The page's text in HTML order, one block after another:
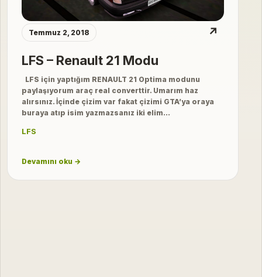
Temmuz 2, 2018 ↗
LFS – Renault 21 Modu
LFS için yaptığım RENAULT 21 Optima modunu
paylaşıyorum araç real converttir. Umarım haz
alırsınız. İçinde çizim var fakat çizimi GTA’ya oraya
buraya atıp isim yazmazsanız iki elim…
LFS
Devamını oku →